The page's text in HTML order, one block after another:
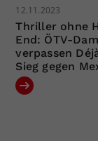
12.11.2023
Thriller ohne
End: ÖTV-
verpassen
Sieg gegen